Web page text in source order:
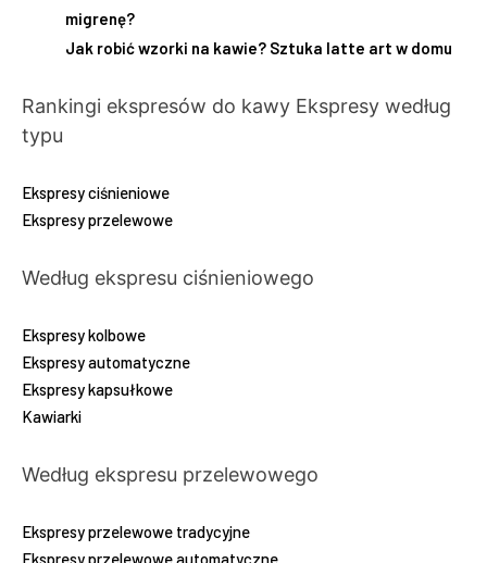
migrenę?
Jak robić wzorki na kawie? Sztuka latte art w domu
Rankingi ekspresów do kawy Ekspresy według
typu
Ekspresy ciśnieniowe
Ekspresy przelewowe
Według ekspresu ciśnieniowego
Ekspresy kolbowe
Ekspresy automatyczne
Ekspresy kapsułkowe
Kawiarki
Według ekspresu przelewowego
Ekspresy przelewowe tradycyjne
Ekspresy przelewowe automatyczne